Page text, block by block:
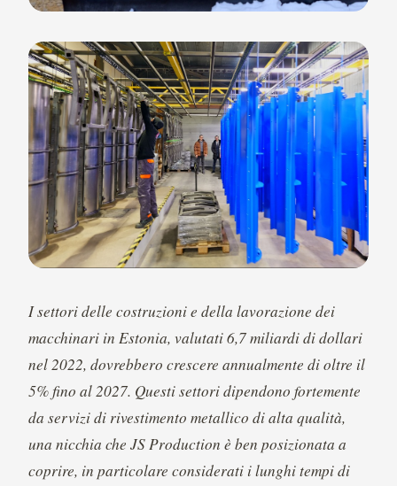
I settori delle costruzioni e della lavorazione dei
macchinari in Estonia, valutati 6,7 miliardi di dollari
nel 2022, dovrebbero crescere annualmente di oltre il
5% fino al 2027. Questi settori dipendono fortemente
da servizi di rivestimento metallico di alta qualità,
una nicchia che JS Production è ben posizionata a
coprire, in particolare considerati i lunghi tempi di